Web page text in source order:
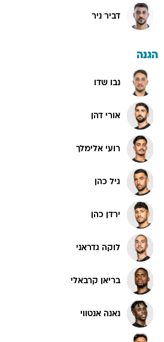
דביר ניר
הגנה
נבו שדו
אורי דהן
רועי אלימלך
גיל כהן
ירדן כהן
לוקה גדראני
בריאן קרבאלי
נאנה אנטווי